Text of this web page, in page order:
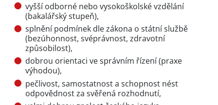
vyšší odborné nebo vysokoškolské vzdělání
(bakalářský stupeň),
splnění podmínek dle zákona o státní službě
(bezúhonnost, svéprávnost, zdravotní
způsobilost),
dobrou orientaci ve správním řízení (praxe
výhodou),
pečlivost, samostatnost a schopnost nést
odpovědnost za svěřená rozhodnutí,